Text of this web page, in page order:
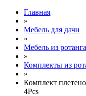
Главная
»
Мебель для дачи
»
Мебель из ротанга
»
Комплекты из
»
Комплект
4Pcs